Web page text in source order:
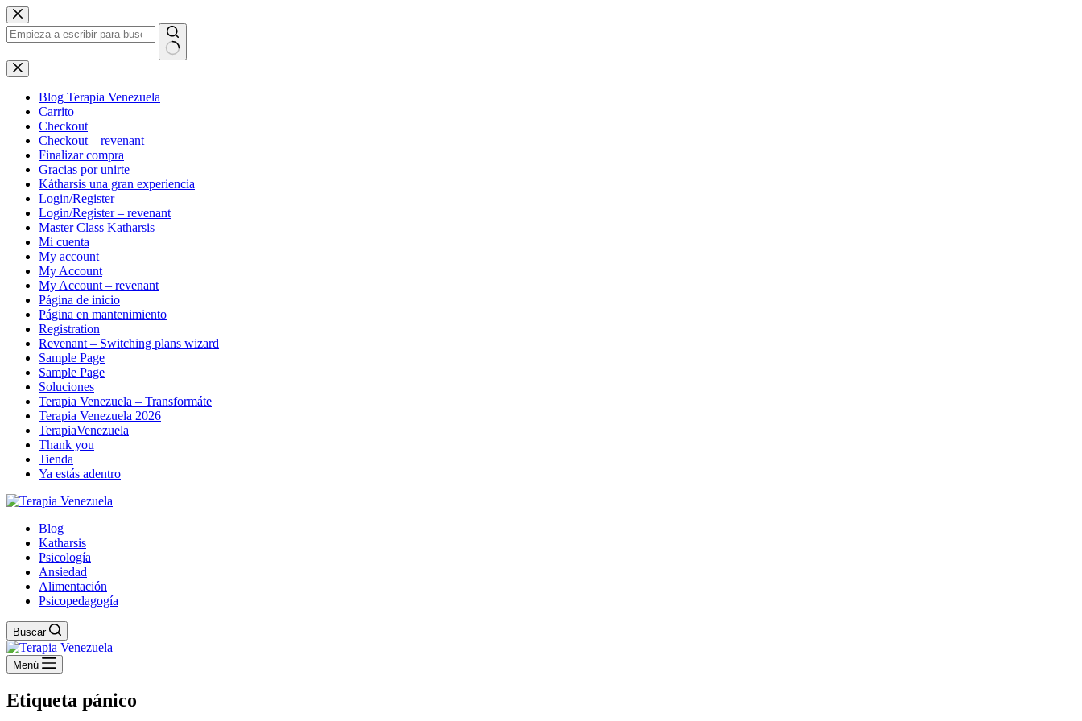
Saltar
al
contenido
Sin
resultados
Blog Terapia Venezuela
Carrito
Checkout
Checkout – revenant
Finalizar compra
Gracias por unirte
Kátharsis una gran experiencia
Login/Register
Login/Register – revenant
Master Class Katharsis
Mi cuenta
My account
My Account
My Account – revenant
Página de inicio
Página en mantenimiento
Registration
Revenant – Switching plans wizard
Sample Page
Sample Page
Soluciones
Terapia Venezuela – Transformáte
Terapia Venezuela 2026
TerapiaVenezuela
Thank you
Tienda
Ya estás adentro
Blog
Katharsis
Psicología
Ansiedad
Alimentación
Psicopedagogía
Buscar
Menú
Etiqueta pánico